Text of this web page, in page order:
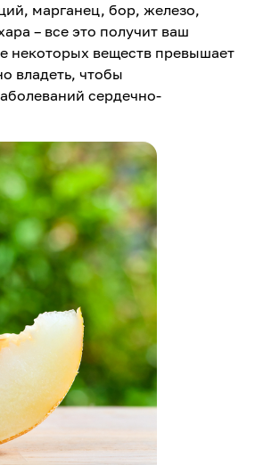
марганец, бор, железо,
– все это получит ваш
некоторых веществ превышает
владеть, чтобы
сердечно-